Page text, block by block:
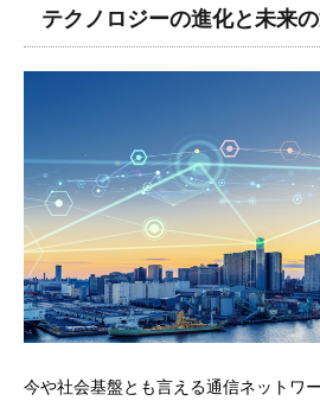
テクノロジーの進化と未来
今や社会基盤とも言える通信ネットワ